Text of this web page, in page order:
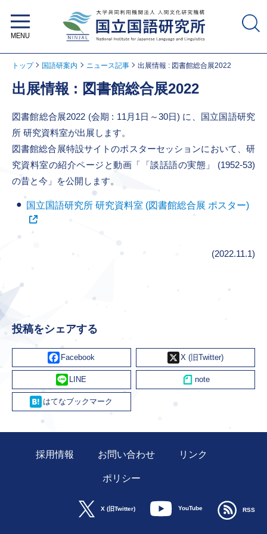
トップ 国語研案内 ニュース記事 出展情報 : 図書館総合展2022
出展情報 : 図書館総合展2022
図書館総合展2022 (会期 : 11月1日～30日) に、国立国語研究
所 研究資料室が出展します。
図書館総合展特設サイトのポスターセッションにおいて、研
究資料室の紹介ページと動画「「談話語の実態」 (1952-53)
の昔と今」を公開します。
国立国語研究所 研究資料室 (図書館総合展 ポスター)
(2022.11.1)
投稿をシェアする
Facebook X
Line
Hatena
採用情報 お問い合わせ リンク
ポリシー
X (旧Twitter) YouTube RSS